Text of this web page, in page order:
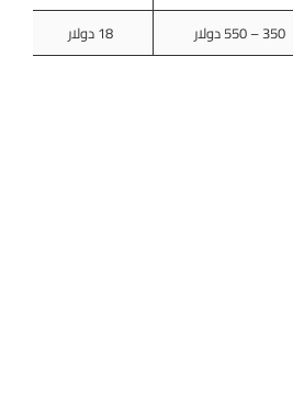
350 – 550 دولار 18 دولار